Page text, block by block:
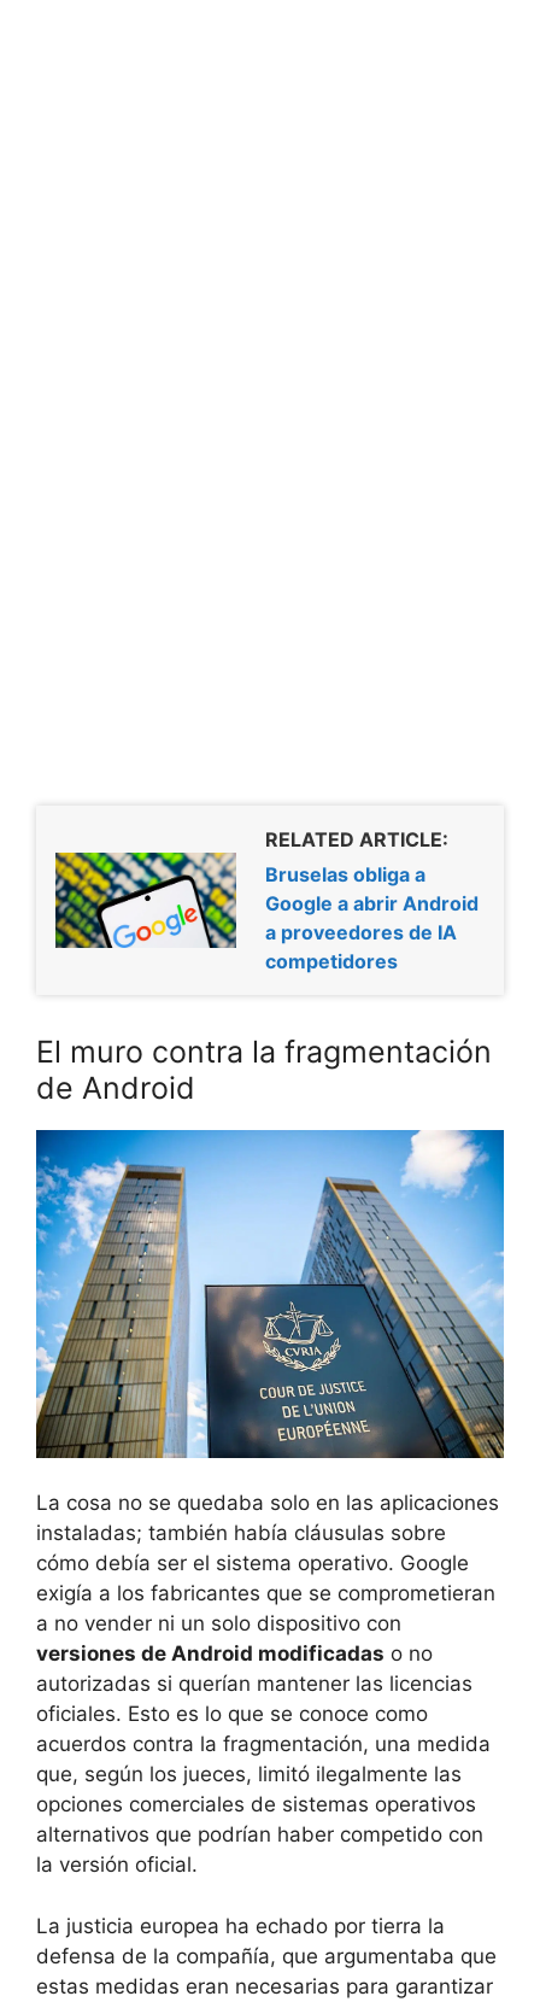
RELATED ARTICLE:
Bruselas obliga a
Google a abrir Android
a proveedores de IA
competidores
El muro contra la fragmentación
de Android
La cosa no se quedaba solo en las aplicaciones
instaladas; también había cláusulas sobre
cómo debía ser el sistema operativo. Google
exigía a los fabricantes que se comprometieran
a no vender ni un solo dispositivo con
versiones de Android modificadas o no
autorizadas si querían mantener las licencias
oficiales. Esto es lo que se conoce como
acuerdos contra la fragmentación, una medida
que, según los jueces, limitó ilegalmente las
opciones comerciales de sistemas operativos
alternativos que podrían haber competido con
la versión oficial.
La justicia europea ha echado por tierra la
defensa de la compañía, que argumentaba que
estas medidas eran necesarias para garantizar